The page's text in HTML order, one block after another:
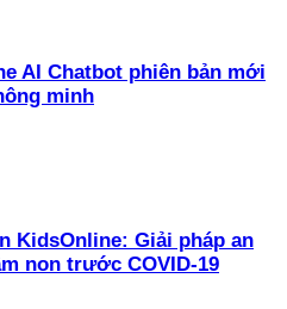
AI Chatbot phiên bản mới
minh
KidsOnline: Giải pháp an
non trước COVID-19